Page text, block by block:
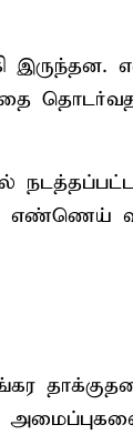
எண்ணெய்